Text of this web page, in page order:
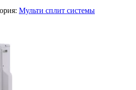
Мульти сплит системы